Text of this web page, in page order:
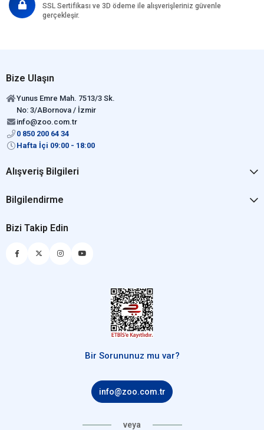
SSL Sertifikası ve 3D ödeme ile alışverişleriniz güvenle
gerçekleşir.
Bize Ulaşın
Yunus Emre Mah. 7513/3 Sk.
No: 3/ABornova / İzmir
info@zoo.com.tr
0 850 200 64 34
Hafta İçi 09:00 - 18:00
Alışveriş Bilgileri
Bilgilendirme
Bizi Takip Edin
Bir Sorununuz mu var?
info@zoo.com.tr
veya